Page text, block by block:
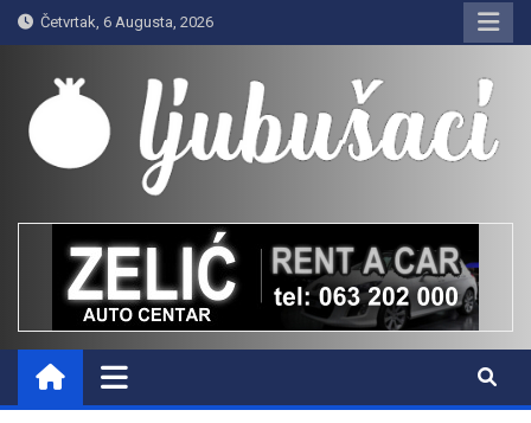
Skip
to
content
Četvrtak, 6 Augusta, 2026
Ljubušaci
Svom voljenom gradu